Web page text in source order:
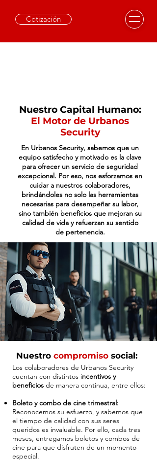
Cotización
Nuestro Capital Humano:
El Motor de Urbanos
Security
​En Urbanos Security, sabemos que un
equipo satisfecho y motivado es la clave
para ofrecer un servicio de seguridad
excepcional. Por eso, nos esforzamos en
cuidar a nuestros colaboradores,
brindándoles no solo las herramientas
necesarias para desempeñar su labor,
sino también beneficios que mejoran su
calidad de vida y refuerzan su sentido
de pertenencia.
Nuestro compromisosocial:
Los colaboradores de Urbanos Security
cuentan con distintos incentivos y
beneficios de manera continua, entre ellos:​
Boleto y combo de cine trimestral:
Reconocemos su esfuerzo, y sabemos que
el tiempo de calidad con sus seres
queridos es invaluable. Por ello, cada tres
meses, entregamos boletos y combos de
cine para que disfruten de un momento
especial.